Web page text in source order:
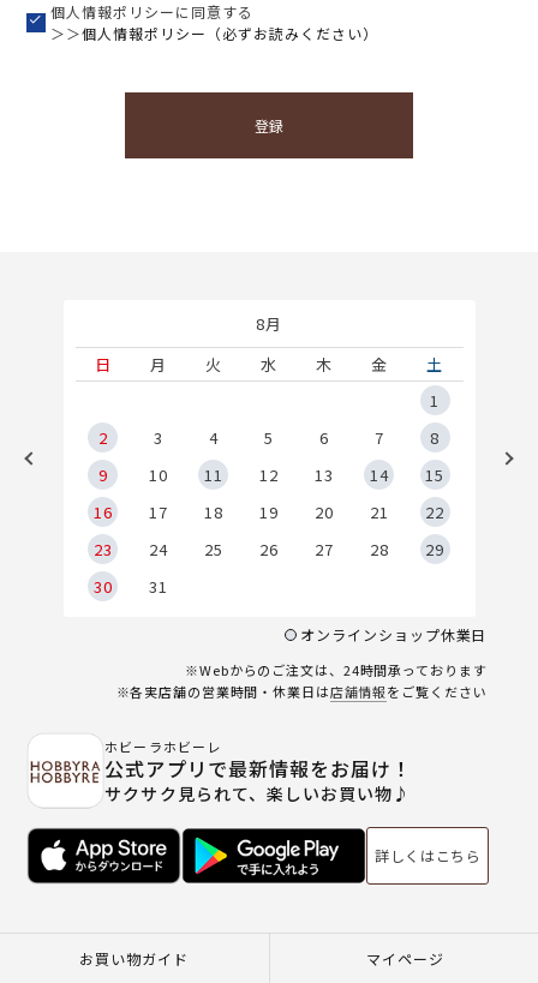
個人情報ポリシーに同意する
＞＞個人情報ポリシー（必ずお読みください）
登録
8月
日
月 火 水 木 金
土
1
2
3 4 5 6 7
8
9
10 11 12 13 14
15
16
17 18 19 20 21
22
23
24 25 26 27 28
29
30
31
オンラインショップ休業日
※Webからのご注文は、24時間承っております
※各実店舗の営業時間・休業日は店舗情報をご覧ください
ホビーラホビーレ
公式アプリで最新情報をお届け！
サクサク見られて、楽しいお買い物♪
詳しくはこちら
お買い物ガイド マイページ